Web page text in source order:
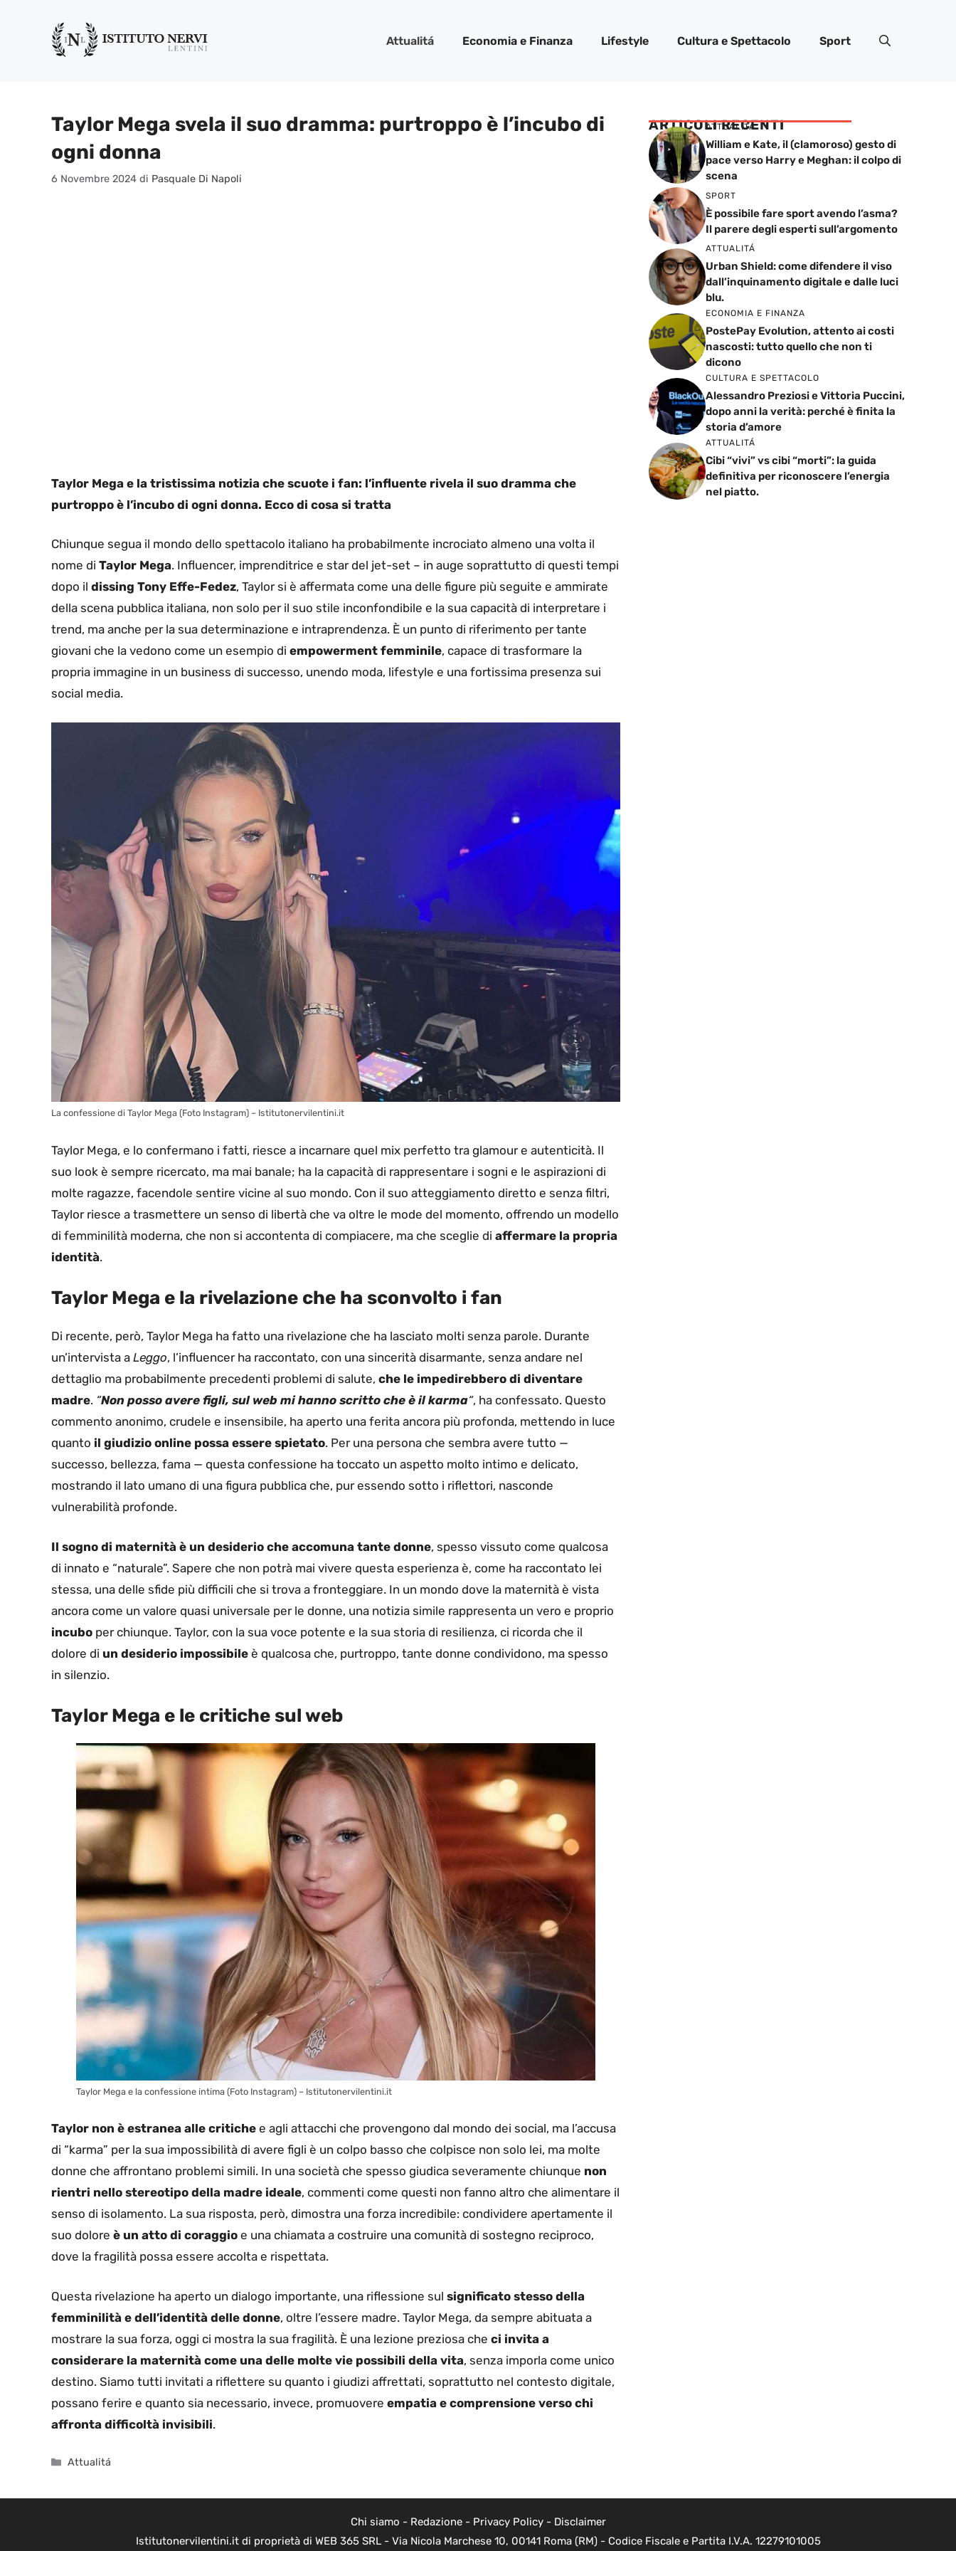
contenuto
Attualitá Economia e Finanza Lifestyle Cultura e Spettacolo Sport
Taylor Mega svela il suo dramma: purtroppo è l’incubo di
ogni donna
6 Novembre 2024 di Pasquale Di Napoli
Taylor Mega e la tristissima notizia che scuote i fan: l’influente rivela il suo dramma che
purtroppo è l’incubo di ogni donna. Ecco di cosa si tratta
Chiunque segua il mondo dello spettacolo italiano ha probabilmente incrociato almeno una volta il
nome di Taylor Mega. Influencer, imprenditrice e star del jet-set – in auge soprattutto di questi tempi
dopo il dissing Tony Effe-Fedez, Taylor si è affermata come una delle figure più seguite e ammirate
della scena pubblica italiana, non solo per il suo stile inconfondibile e la sua capacità di interpretare i
trend, ma anche per la sua determinazione e intraprendenza. È un punto di riferimento per tante
giovani che la vedono come un esempio di empowerment femminile, capace di trasformare la
propria immagine in un business di successo, unendo moda, lifestyle e una fortissima presenza sui
social media.
La confessione di Taylor Mega (Foto Instagram) – Istitutonervilentini.it
Taylor Mega, e lo confermano i fatti, riesce a incarnare quel mix perfetto tra glamour e autenticità. Il
suo look è sempre ricercato, ma mai banale; ha la capacità di rappresentare i sogni e le aspirazioni di
molte ragazze, facendole sentire vicine al suo mondo. Con il suo atteggiamento diretto e senza filtri,
Taylor riesce a trasmettere un senso di libertà che va oltre le mode del momento, offrendo un modello
di femminilità moderna, che non si accontenta di compiacere, ma che sceglie di affermare la propria
identità.
Taylor Mega e la rivelazione che ha sconvolto i fan
Di recente, però, Taylor Mega ha fatto una rivelazione che ha lasciato molti senza parole. Durante
un’intervista a Leggo, l’influencer ha raccontato, con una sincerità disarmante, senza andare nel
dettaglio ma probabilmente precedenti problemi di salute, che le impedirebbero di diventare
madre. “Non posso avere figli, sul web mi hanno scritto che è il karma“, ha confessato. Questo
commento anonimo, crudele e insensibile, ha aperto una ferita ancora più profonda, mettendo in luce
quanto il giudizio online possa essere spietato. Per una persona che sembra avere tutto —
successo, bellezza, fama — questa confessione ha toccato un aspetto molto intimo e delicato,
mostrando il lato umano di una figura pubblica che, pur essendo sotto i riflettori, nasconde
vulnerabilità profonde.
Il sogno di maternità è un desiderio che accomuna tante donne, spesso vissuto come qualcosa
di innato e “naturale”. Sapere che non potrà mai vivere questa esperienza è, come ha raccontato lei
stessa, una delle sfide più difficili che si trova a fronteggiare. In un mondo dove la maternità è vista
ancora come un valore quasi universale per le donne, una notizia simile rappresenta un vero e proprio
incubo per chiunque. Taylor, con la sua voce potente e la sua storia di resilienza, ci ricorda che il
dolore di un desiderio impossibile è qualcosa che, purtroppo, tante donne condividono, ma spesso
in silenzio.
Taylor Mega e le critiche sul web
Taylor Mega e la confessione intima (Foto Instagram) – Istitutonervilentini.it
Taylor non è estranea alle critiche e agli attacchi che provengono dal mondo dei social, ma l’accusa
di “karma” per la sua impossibilità di avere figli è un colpo basso che colpisce non solo lei, ma molte
donne che affrontano problemi simili. In una società che spesso giudica severamente chiunque non
rientri nello stereotipo della madre ideale, commenti come questi non fanno altro che alimentare il
senso di isolamento. La sua risposta, però, dimostra una forza incredibile: condividere apertamente il
suo dolore è un atto di coraggio e una chiamata a costruire una comunità di sostegno reciproco,
dove la fragilità possa essere accolta e rispettata.
Questa rivelazione ha aperto un dialogo importante, una riflessione sul significato stesso della
femminilità e dell’identità delle donne, oltre l’essere madre. Taylor Mega, da sempre abituata a
mostrare la sua forza, oggi ci mostra la sua fragilità. È una lezione preziosa che ci invita a
considerare la maternità come una delle molte vie possibili della vita, senza imporla come unico
destino. Siamo tutti invitati a riflettere su quanto i giudizi affrettati, soprattutto nel contesto digitale,
possano ferire e quanto sia necessario, invece, promuovere empatia e comprensione verso chi
affronta difficoltà invisibili.
Categorie
Attualitá
ARTICOLI RECENTI
ATTUALITÁ
William e Kate, il (clamoroso) gesto di
pace verso Harry e Meghan: il colpo di
scena
SPORT
È possibile fare sport avendo l’asma?
Il parere degli esperti sull’argomento
ATTUALITÁ
Urban Shield: come difendere il viso
dall’inquinamento digitale e dalle luci
blu.
ECONOMIA E FINANZA
PostePay Evolution, attento ai costi
nascosti: tutto quello che non ti
dicono
CULTURA E SPETTACOLO
Alessandro Preziosi e Vittoria Puccini,
dopo anni la verità: perché è finita la
storia d’amore
ATTUALITÁ
Cibi “vivi” vs cibi “morti”: la guida
definitiva per riconoscere l’energia
nel piatto.
Chi siamo - Redazione- Privacy Policy- Disclaimer
Istitutonervilentini.it di proprietà di WEB 365 SRL - Via Nicola Marchese 10, 00141 Roma (RM) - Codice Fiscale e Partita I.V.A. 12279101005